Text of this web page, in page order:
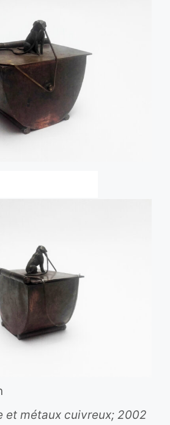
et métaux cuivreux; 2002